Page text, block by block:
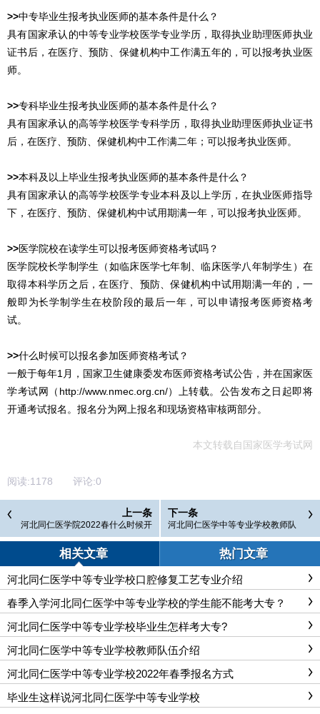
>>中专毕业生报考执业医师的基本条件是什么？
具有国家承认的中等专业学校医学专业学历，取得执业助理医师执业
证书后，在医疗、预防、保健机构中工作满五年的，可以报考执业医
师。
>>专科毕业生报考执业医师的基本条件是什么？
具有国家承认的高等学校医学专科学历，取得执业助理医师执业证书
后，在医疗、预防、保健机构中工作满二年；可以报考执业医师。
>>本科及以上毕业生报考执业医师的基本条件是什么？
具有国家承认的高等学校医学专业本科及以上学历，在执业医师指导
下，在医疗、预防、保健机构中试用期满一年，可以报考执业医师。
>>医学院校在读学生可以报考医师资格考试吗？
医学院校长学制学生（如临床医学七年制、临床医学八年制学生）在
取得本科学历之后，在医疗、预防、保健机构中试用期满一年的，一
般即为长学制学生在校阶段的最后一年，可以申请报考医师资格考
试。
>>什么时候可以报名参加医师资格考试？
一般于每年1月，国家卫生健康委发布医师资格考试公告，并在国家医
学考试网（http://www.nmec.org.cn/）上转载。公告发布之日起即将
开通考试报名。报名分为网上报名和现场资格审核两部分。
本文转载自 国家医学考试网
阅读:1178 评论:0
上一条
河北同仁医学院2022春什么时候开
学？
下一条
河北同仁医学中等专业学校教师队
伍介绍
相关文章 热门文章
河北同仁医学中等专业学校口腔修复工艺专业介绍
春季入学河北同仁医学中等专业学校的学生能不能考大专？
河北同仁医学中等专业学校毕业生怎样考大专?
河北同仁医学中等专业学校教师队伍介绍
河北同仁医学中等专业学校2022年春季报名方式
毕业生这样说河北同仁医学中等专业学校